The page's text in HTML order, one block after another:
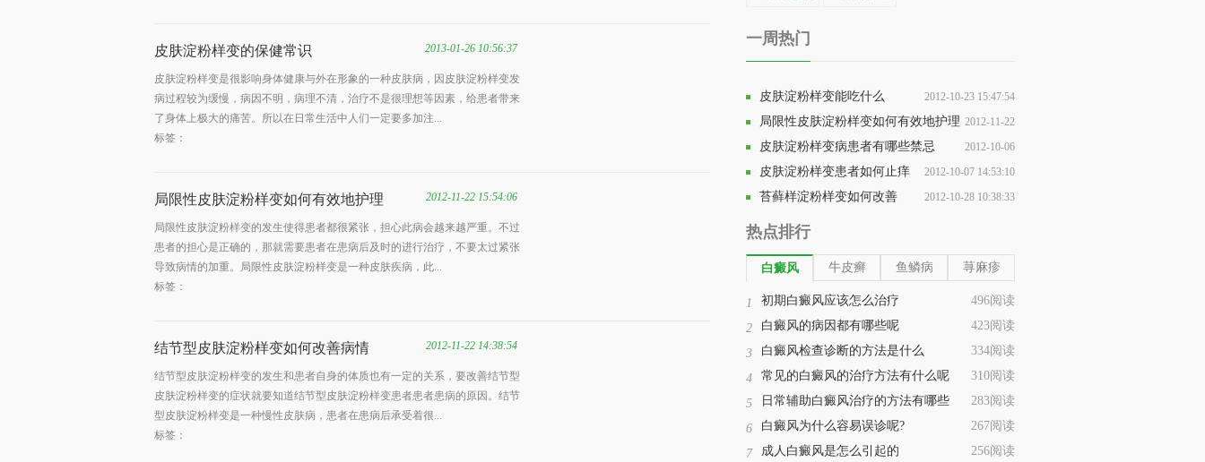
皮肤淀粉样变的保健常识 2013-01-26 10:56:37
皮肤淀粉样变是很影响身体健康与外在形象的一种皮肤病，因皮肤淀粉样变发
病过程较为缓慢，病因不明，病理不清，治疗不是很理想等因素，给患者带来
了身体上极大的痛苦。所以在日常生活中人们一定要多加注...
标签：
局限性皮肤淀粉样变如何有效地护理 2012-11-22 15:54:06
局限性皮肤淀粉样变的发生使得患者都很紧张，担心此病会越来越严重。不过
患者的担心是正确的，那就需要患者在患病后及时的进行治疗，不要太过紧张
导致病情的加重。局限性皮肤淀粉样变是一种皮肤疾病，此...
标签：
结节型皮肤淀粉样变如何改善病情 2012-11-22 14:38:54
结节型皮肤淀粉样变的发生和患者自身的体质也有一定的关系，要改善结节型
皮肤淀粉样变的症状就要知道结节型皮肤淀粉样变患者患者患病的原因。结节
型皮肤淀粉样变是一种慢性皮肤病，患者在患病后承受着很...
标签：
一周热门
皮肤淀粉样变能吃什么 2012-10-23 15:47:54
局限性皮肤淀粉样变如何有效地护理 2012-11-22
15:54:06
皮肤淀粉样变病患者有哪些禁忌
2012-10-06
16:07:58
皮肤淀粉样变患者如何止痒 2012-10-07 14:53:10
苔藓样淀粉样变如何改善 2012-10-28 10:38:33
热点排行
白癜风 牛皮癣 鱼鳞病 荨麻疹
1 496阅读
初期白癜风应该怎么治疗
2 423阅读
白癜风的病因都有哪些呢
3 334阅读
白癜风检查诊断的方法是什么
4 310阅读
常见的白癜风的治疗方法有什么呢
5 283阅读
日常辅助白癜风治疗的方法有哪些
6 267阅读
白癜风为什么容易误诊呢?
7 256阅读
成人白癜风是怎么引起的